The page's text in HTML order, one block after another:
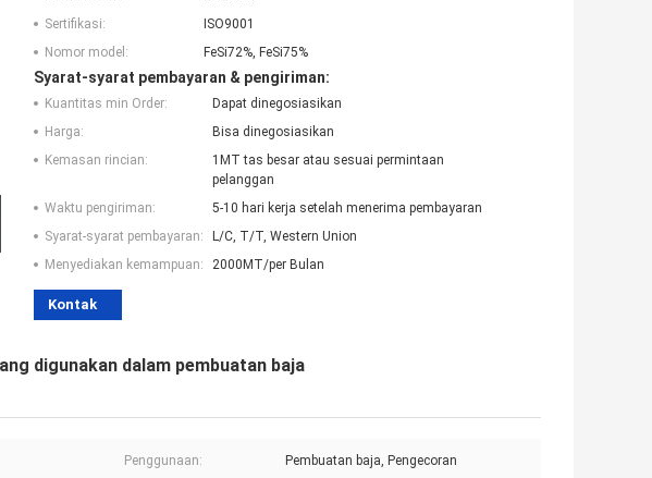
Sertifikasi:
ISO9001
Nomor model:
FeSi72%, FeSi75%
Syarat-syarat pembayaran & pengiriman:
Kuantitas min Order:
Dapat dinegosiasikan
Harga:
Bisa dinegosiasikan
Kemasan rincian:
1MT tas besar atau sesuai permintaan
pelanggan
Waktu pengiriman:
5-10 hari kerja setelah menerima pembayaran
Syarat-syarat pembayaran:
L/C, T/T, Western Union
Menyediakan kemampuan:
2000MT/per Bulan
Kontak
digunakan dalam pembuatan baja
Penggunaan: Pembuatan baja, Pengecoran